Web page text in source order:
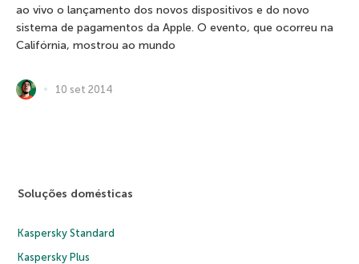
ao vivo o lançamento dos novos dispositivos e do novo
sistema de pagamentos da Apple. O evento, que ocorreu na
Califórnia, mostrou ao mundo
10 set 2014
Soluções domésticas
Kaspersky Standard
Kaspersky Plus